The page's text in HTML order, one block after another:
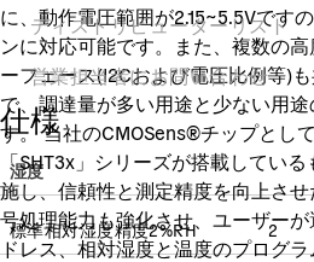
に、動作電圧範囲が2.15~5.5Vです
ンに対応可能です。また、複数の
ーフェース(I2Cおよび電圧比例等)
で、調達量が多い用途と少ない用
す。 当社のCMOSens®チップとし
「SHT3x」シリーズが搭載してい
施し、信頼性と測定精度を向上さ
号処理能力も強化させ、ユーザー
ドレス、相対湿度と温度のプログ
ディストリビューターリスト
営業担当者にお問い合わせ
仕様
湿度
標準相対湿度精度2%RH 2